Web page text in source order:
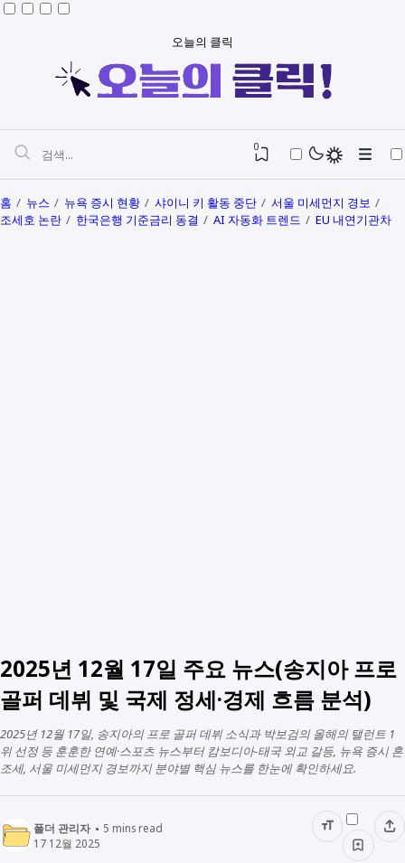
오늘의 클릭
0
홈 뉴스 뉴욕 증시 현황 샤이니 키 활동 중단
서울 미세먼지 경보
조세호 논란
한국은행 기준금리 동결 AI 자동화 트렌드 EU 내연기관차
2025년 12월 17일 주요 뉴스(송지아 프로
골퍼 데뷔 및 국제 정세·경제 흐름 분석)
2025년 12월 17일, 송지아의 프로 골퍼 데뷔 소식과 박보검의 올해의 탤런트 1
위 선정 등 훈훈한 연예·스포츠 뉴스부터 캄보디아-태국 외교 갈등, 뉴욕 증시 혼
조세, 서울 미세먼지 경보까지 분야별 핵심 뉴스를 한눈에 확인하세요.
폴더 관리자 5 mins read
17 12월 2025